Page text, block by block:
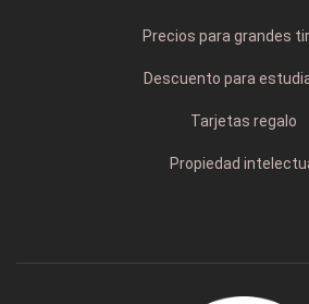
Precios para grandes
Descuento para
Tarjetas regalo
Propiedad